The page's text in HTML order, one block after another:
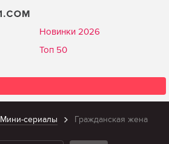
Новинки 2026
Топ 50
Мини-сериалы Гражданская жена